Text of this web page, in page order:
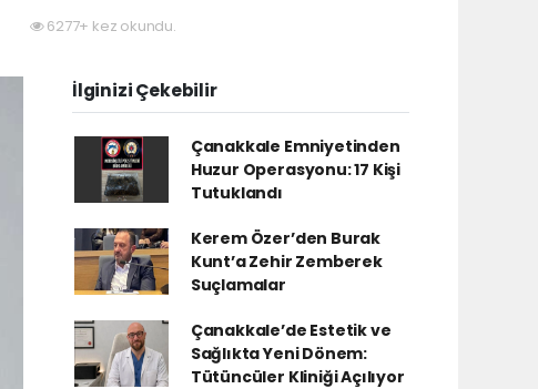
6277+ kez okundu.
İlginizi Çekebilir
Çanakkale Emniyetinden
Huzur Operasyonu: 17 Kişi
Tutuklandı
Kerem Özer’den Burak
Kunt’a Zehir Zemberek
Suçlamalar
Çanakkale’de Estetik ve
Sağlıkta Yeni Dönem:
Tütüncüler Kliniği Açılıyor